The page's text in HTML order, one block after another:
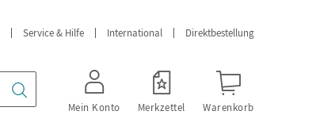
Service & Hilfe International Direktbestellung
Mein Konto Merkzettel Warenkorb